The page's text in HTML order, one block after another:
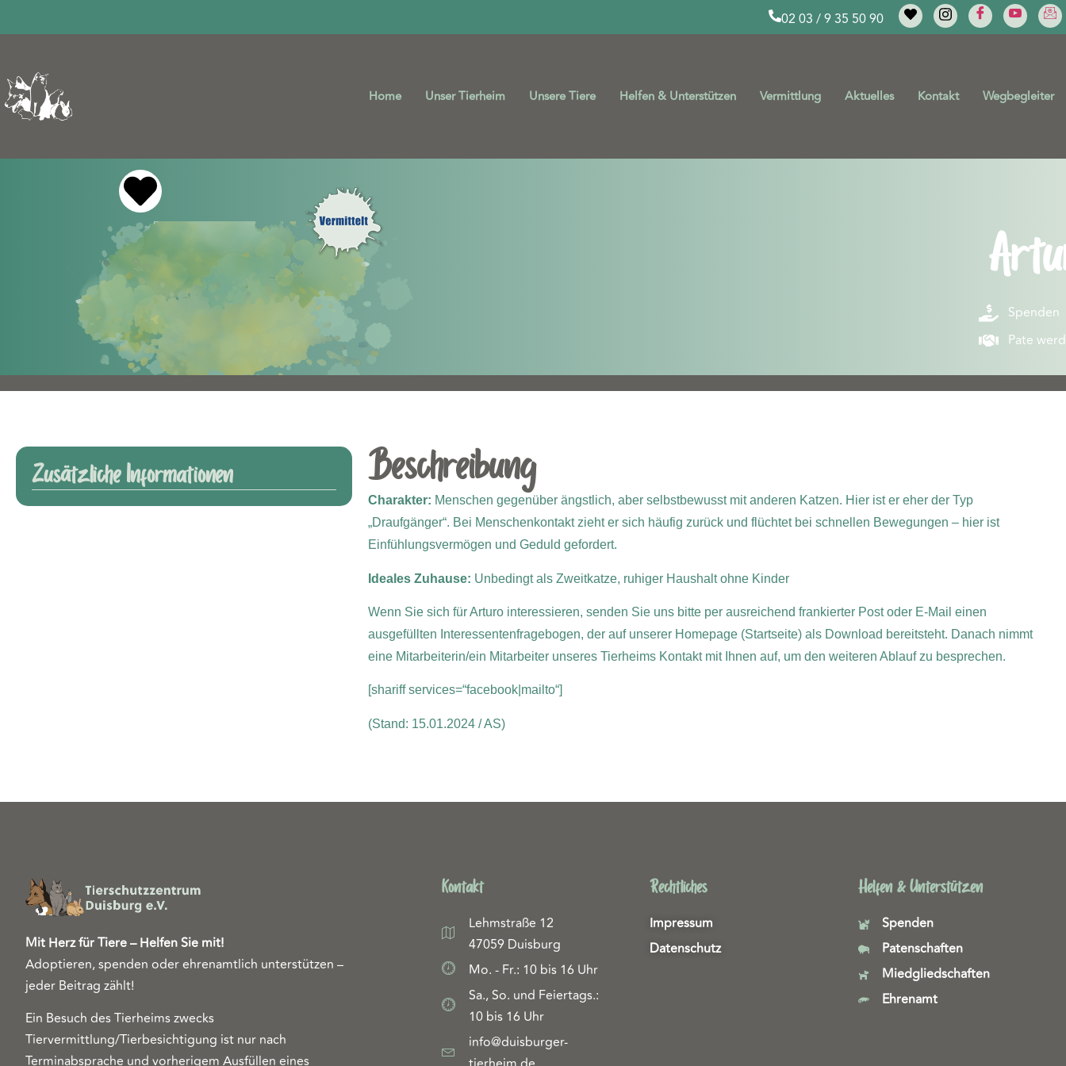
02 03 / 9 35 50 90
Home Unser Tierheim Unsere Tiere Helfen & Unterstützen Vermittlung Aktuelles Kontakt Wegbegleiter
Spenden
Pate
Zusätzliche Informationen Beschreibung
Charakter: Menschen gegenüber ängstlich, aber selbstbewusst mit anderen Katzen. Hier ist er eher der Typ
„Draufgänger“. Bei Menschenkontakt zieht er sich häufig zurück und flüchtet bei schnellen Bewegungen – hier ist
Einfühlungsvermögen und Geduld gefordert.
Ideales Zuhause: Unbedingt als Zweitkatze, ruhiger Haushalt ohne Kinder
Wenn Sie sich für Arturo interessieren, senden Sie uns bitte per ausreichend frankierter Post oder E-Mail einen
ausgefüllten Interessentenfragebogen, der auf unserer Homepage (Startseite) als Download bereitsteht. Danach nimmt
eine Mitarbeiterin/ein Mitarbeiter unseres Tierheims Kontakt mit Ihnen auf, um den weiteren Ablauf zu besprechen.
[shariff services=“facebook|mailto“]
(Stand: 15.01.2024 / AS)
Mit Herz für Tiere – Helfen Sie mit!
Adoptieren, spenden oder ehrenamtlich unterstützen –
jeder Beitrag zählt!
Ein Besuch des Tierheims zwecks
Tiervermittlung/Tierbesichtigung ist nur nach
Terminabsprache und vorherigem Ausfüllen eines
Kontakt
Lehmstraße 12
47059 Duisburg
Mo. - Fr.: 10 bis 16 Uhr
Sa., So. und Feiertags.:
10 bis 16 Uhr
info@duisburger-
Rechtliches
Impressum
Datenschutz
Helfen & Unterstützen
Spenden
Patenschaften
Miedgliedschaften
Ehrenamt